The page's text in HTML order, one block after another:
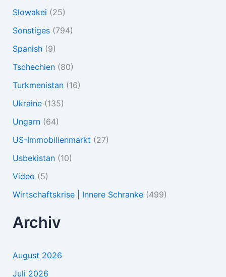
Slowakei (25)
Sonstiges(794)
Spanish(9)
Tschechien(80)
Turkmenistan(16)
Ukraine(135)
Ungarn(64)
US-Immobilienmarkt (27)
Usbekistan(10)
Video (5)
Wirtschaftskrise | Innere Schranke(499)
Archiv
August 2026
Juli 2026